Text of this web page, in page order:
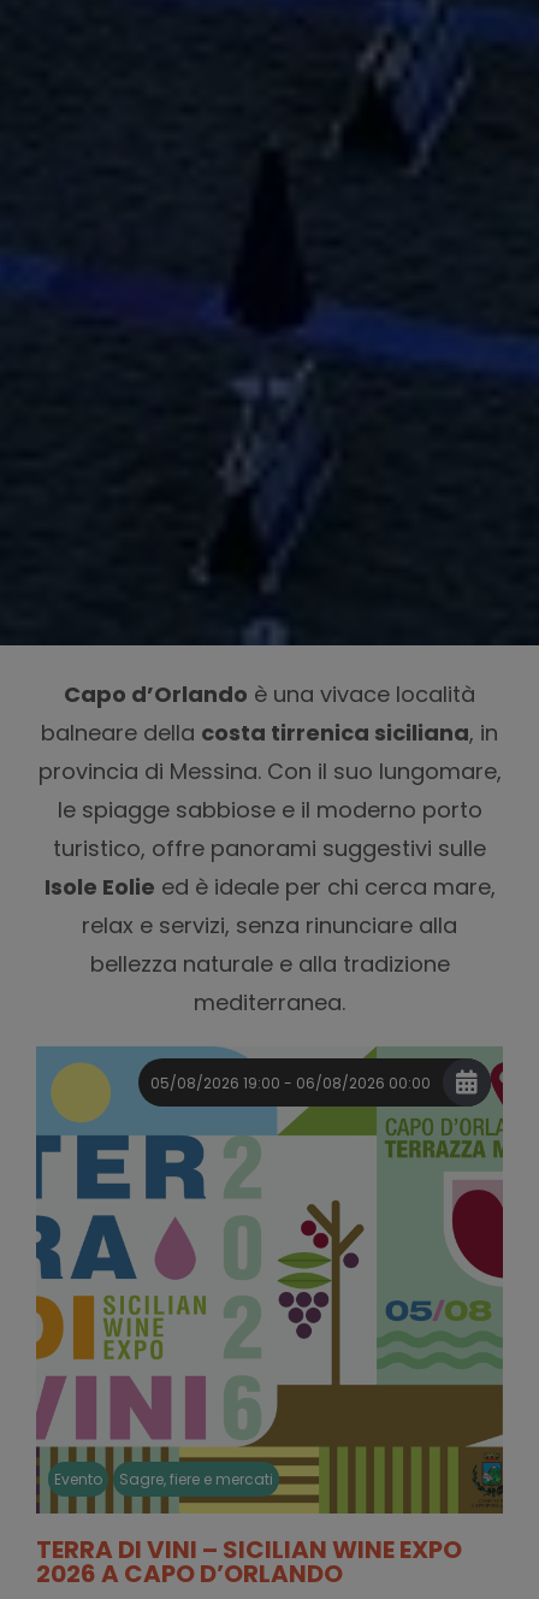
Capo d’Orlando è una vivace località
balneare della costa tirrenica siciliana, in
provincia di Messina. Con il suo lungomare,
le spiagge sabbiose e il moderno porto
turistico, offre panorami suggestivi sulle
Isole Eolie ed è ideale per chi cerca mare,
relax e servizi, senza rinunciare alla
bellezza naturale e alla tradizione
mediterranea.
05/08/2026 19:00 - 06/08/2026 00:00
Evento Sagre, fiere e mercati
TERRA DI VINI – SICILIAN WINE EXPO
2026 A CAPO D’ORLANDO